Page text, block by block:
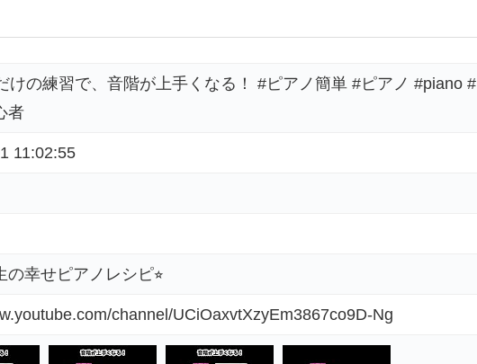
けの練習で、音階が上手くなる！ #ピアノ簡単 #ピアノ #piano #
者
11:02:55
の幸せピアノレシピ⭐︎
channel/UCiOaxvtXzyEm3867co9D-Ng